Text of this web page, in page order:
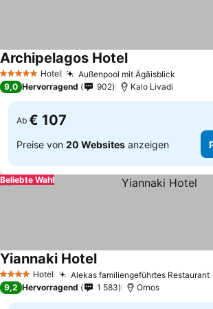
5 Sterne Hotel Außenpool mit Ägäisblick
Archipelagos HotelPreise sehen
9,0 Hervorragend 902 Kalo Livadi
Ab € 107
Preise von 20 Websites anzeigen
Beliebte Wahl
4 Sterne Hotel Alekas familiengeführtes Restaurant
Yiannaki HotelPreise sehen
9,2 Hervorragend 1 583 Ornos